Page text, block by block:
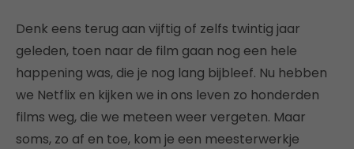
Denk eens terug aan vijftig of zelfs twintig jaar
geleden, toen naar de film gaan nog een hele
happening was, die je nog lang bijbleef. Nu hebben
we Netflix en kijken we in ons leven zo honderden
films weg, die we meteen weer vergeten. Maar
soms, zo af en toe, kom je een meesterwerkje